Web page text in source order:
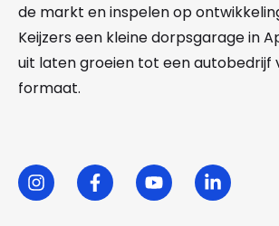
de markt en inspelen op
Keijzers een kleine dorpsgarage in
uit laten groeien tot een autobedrijf
formaat.